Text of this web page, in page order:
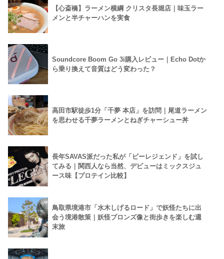
【心斎橋】ラーメン横綱 クリスタ長堀店｜味玉ラー
メンと半チャーハンを実食
Soundcore Boom Go 3i購入レビュー｜Echo Dotか
ら乗り換えて音質はどう変わった？
高田市駅徒歩1分「千夢 本店」を訪問｜尾道ラーメン
を思わせる千夢ラーメンとねぎチャーシュー丼
長年SAVAS派だった私が「ビーレジェンド」を試し
てみる｜関西人なら当然、デビューはミックスジュ
ース味【プロテイン比較】
鳥取県境港市「水木しげるロード」で妖怪たちに出
会う境港散策｜妖怪ブロンズ像と街歩きを楽しむ週
末旅